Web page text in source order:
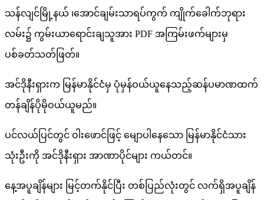
သန်လျင်မြို့နယ် ၊အောင်ချမ်းသာရပ်ကွက် ကျိုက်ခေါက်ဘုရား
လမ်း၌ ကွမ်းယာရောင်းချသူအား PDF အကြမ်းဖက်များမှ
ပစ်ခတ်သတ်ဖြတ်။
အင်ဒိုနီးရှားက မြန်မာနိုင်ငံမှ ပုံမှန်ဝယ်ယူနေသည့်ဆန်ပမာဏထက်
တန်ချိန်ပိုမိုဝယ်ယူမည်။
ပင်လယ်ပြင်တွင် ဝါးဖောင်ဖြင့် မျောပါနေသော မြန်မာနိုင်ငံသား
သုံးဦးကို အင်ဒိုနီးရှား အာဏာပိုင်များ ကယ်တင်။
နေ့အပူချိန်များ မြင့်တက်နိုင်ပြီး တစ်ပြည်လုံးတွင် လက်ရှိအပူချိန်